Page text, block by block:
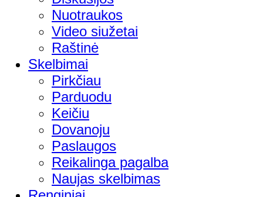
Nuotraukos
Video siužetai
Raštinė
Skelbimai
Pirkčiau
Parduodu
Keičiu
Dovanoju
Paslaugos
Reikalinga pagalba
Naujas skelbimas